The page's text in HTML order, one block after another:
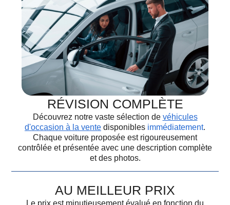
RÉVISION COMPLÈTE
Découvrez notre vaste sélection de véhicules
d'occasion à la vente disponibles immédiatement.
Chaque voiture proposée est rigoureusement
contrôlée et présentée avec une description complète
et des photos.
AU MEILLEUR PRIX
Le prix est minutieusement évalué en fonction du